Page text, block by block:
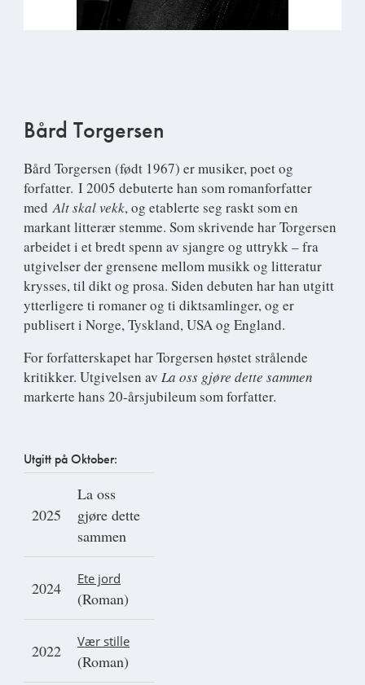
Bård Torgersen
Bård Torgersen (født 1967) er musiker, poet og
forfatter. I 2005 debuterte han som romanforfatter
medAlt skal vekk, og etablerte seg raskt som en
markant litterær stemme. Som skrivende har Torgersen
arbeidet i et bredt spenn av sjangre og uttrykk – fra
utgivelser der grensene mellom musikk og litteratur
krysses, til dikt og prosa. Siden debuten har han utgitt
ytterligere ti romaner og ti diktsamlinger, og er
publisert i Norge, Tyskland, USA og England.
For forfatterskapet har Torgersen høstet strålende
kritikker. Utgivelsen av La oss gjøre dette sammen
markerte hans 20-årsjubileum som forfatter.
Utgitt på Oktober:
2025
La oss
gjøre dette
sammen
2024 Ete jord
(Roman)
2022 Vær stille
(Roman)